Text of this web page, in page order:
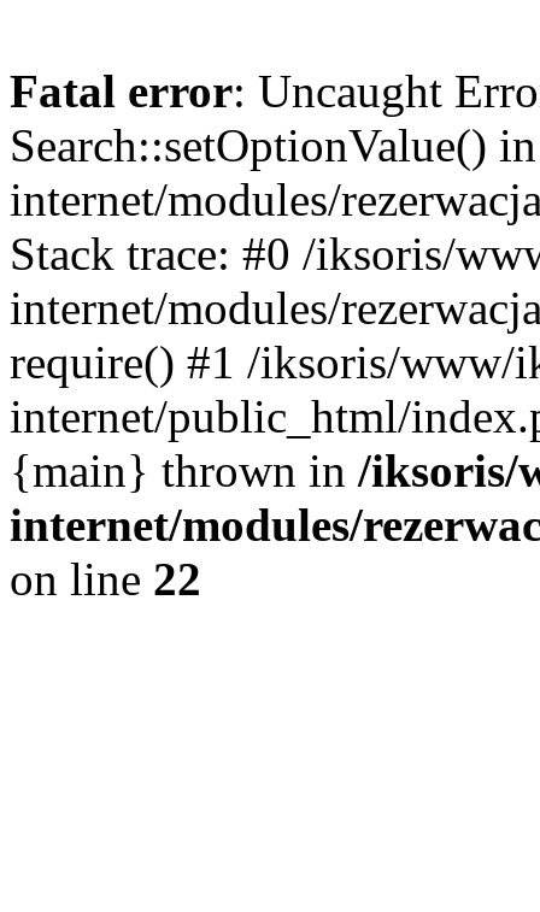
Fatal error: Uncaught
Search::setOptionValue()
internet/modules/
Stack trace: #0 /iksoris/
internet/modules/
require() #1 /iksoris/www/
internet/public_html/
{main} thrown in /iksoris/
internet/modules/
on line 22